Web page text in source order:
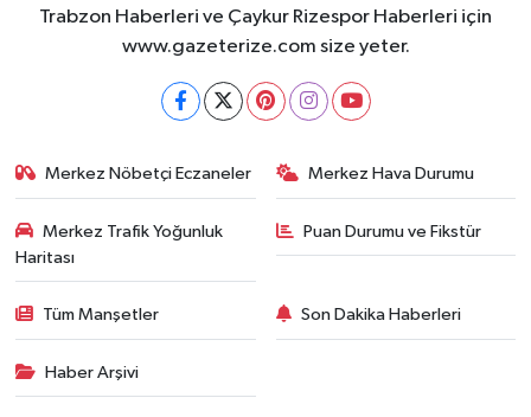
Trabzon Haberleri ve Çaykur Rizespor Haberleri için
www.gazeterize.com size yeter.
Merkez Nöbetçi Eczaneler Merkez Hava Durumu
Merkez Trafik Yoğunluk
Haritası
Puan Durumu ve Fikstür
Tüm Manşetler Son Dakika Haberleri
Haber Arşivi